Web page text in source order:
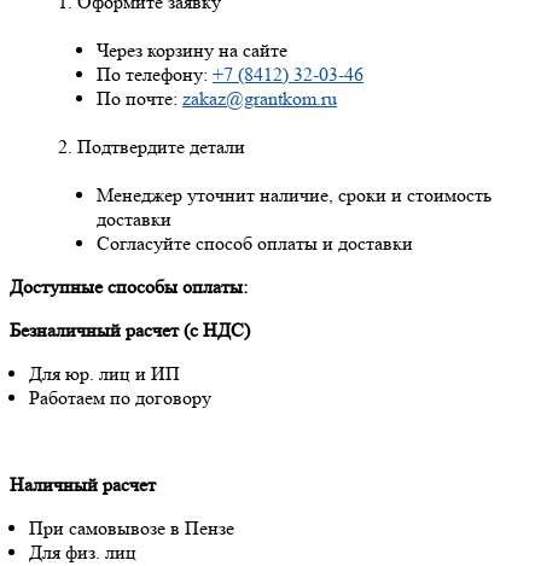
Через корзину на сайте
По телефону: +7 (8412) 32-03-46
По почте: zakaz@grantkom.ru
Подтвердите детали
Менеджер уточнит наличие, сроки и стоимость
доставки
Согласуйте способ оплаты и доставки
Доступные способы оплаты:
Безналичный расчет (с НДС)
Для юр. лиц и ИП
Работаем по договору
Наличный расчет
При самовывозе в Пензе
Для физ. лиц